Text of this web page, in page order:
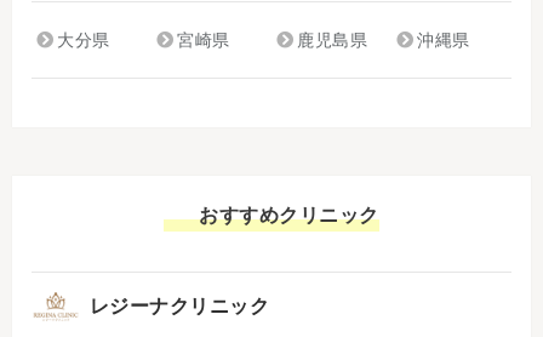
大分県 宮崎県 鹿児島県 沖縄県
おすすめクリニック
レジーナクリニック